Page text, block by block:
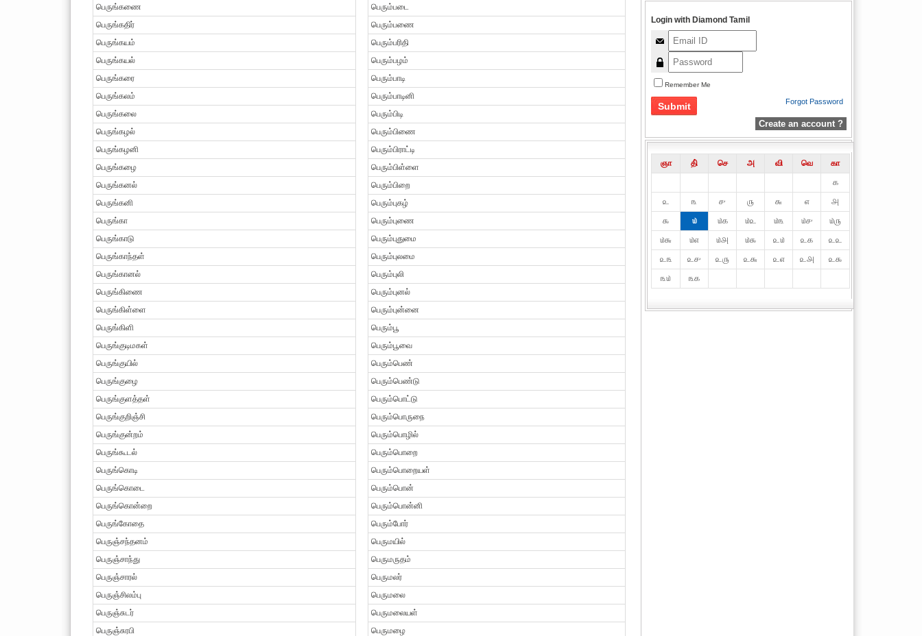
பெருங்கணை
பெருங்கதிர்
பெருங்கயம்
பெருங்கயல்
பெருங்கரை
பெருங்கலம்
பெருங்கலை
பெருங்கழல்
பெருங்கழனி
பெருங்கழை
பெருங்கனல்
பெருங்கனி
பெருங்கா
பெருங்காடு
பெருங்காந்தள்
பெருங்கானல்
பெருங்கிணை
பெருங்கிள்ளை
பெருங்கிளி
பெருங்குடிமகள்
பெருங்குயில்
பெருங்குழை
பெருங்குளத்தள்
பெருங்குறிஞ்சி
பெருங்குன்றம்
பெருங்கூடல்
பெருங்கொடி
பெருங்கொடை
பெருங்கொன்றை
பெருங்கோதை
பெருஞ்சந்தனம்
பெருஞ்சாந்து
பெருஞ்சாரல்
பெருஞ்சிலம்பு
பெருஞ்சுடர்
பெருஞ்சுரபி
பெரும்படை
பெரும்பணை
பெரும்பரிதி
பெரும்பழம்
பெரும்பாடி
பெரும்பாடினி
பெரும்பிடி
பெரும்பிணை
பெரும்பிராட்டி
பெரும்பிள்ளை
பெரும்பிறை
பெரும்புகழ்
பெரும்புணை
பெரும்புதுமை
பெரும்புலமை
பெரும்புலி
பெரும்புனல்
பெரும்புன்னை
பெரும்பூ
பெரும்பூவை
பெரும்பெண்
பெரும்பெண்டு
பெரும்பொட்டு
பெரும்பொருநை
பெரும்பொழில்
பெரும்பொறை
பெரும்பொறையள்
பெரும்பொன்
பெரும்பொன்னி
பெரும்போர்
பெருமயில்
பெருமருதம்
பெருமலர்
பெருமலை
பெருமலையள்
பெருமழை
Login with Diamond Tamil
Remember Me
Forgot Password
Create an account ?
ஞா தி் செ அ வி வெ
கா
௧
௨
௩ ௪ ௫ ௬ ௭
௮
௯
௰ ௰௧ ௰௨ ௰௩ ௰௪
௰௫
௰௬
௰௭ ௰௮ ௰௯ ௨௰ ௨௧
௨௨
௨௩
௨௪ ௨௫ ௨௬ ௨௭ ௨௮
௨௯
௩௰
௩௧